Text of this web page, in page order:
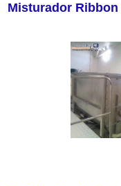
Misturador